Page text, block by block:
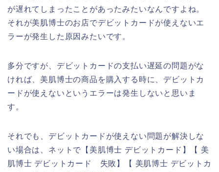
が遅れてしまったことがあったみたいなんですよね。
それが美肌博士のお店でデビットカードが使えないエ
ラーが発生した原因みたいです。
多分ですが、デビットカードの支払い遅延の問題がな
ければ、美肌博士の商品を購入する時に、デビットカ
ードが使えないというエラーは発生しないと思いま
す。
それでも、デビットカードが使えない問題が解決しな
い場合は、ネットで【美肌博士 デビットカード】【 美
肌博士 デビットカード 失敗】【 美肌博士 デビットカ